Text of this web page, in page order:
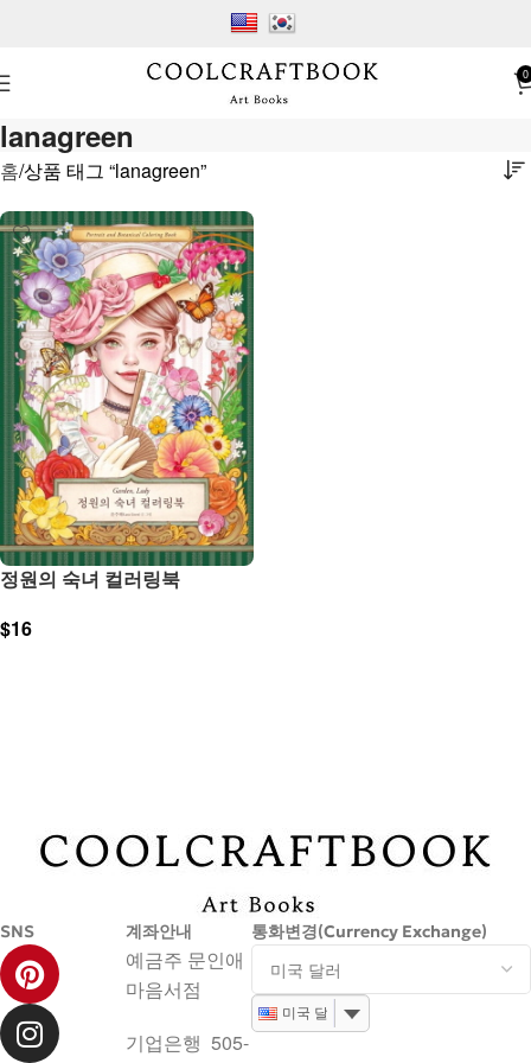
0
lanagreen
홈 상품 태그 “lanagreen”
정원의 숙녀 컬러링북
$16
SNS 계좌안내
예금주 문인애
마음서점
기업은행 505-
통화변경(Currency Exchange)
미국 달러